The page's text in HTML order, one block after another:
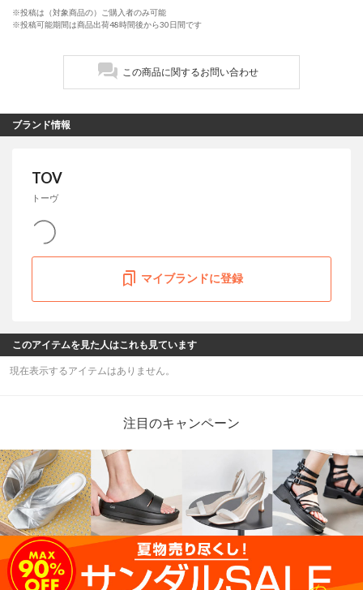
※投稿は（対象商品の）ご購入者のみ可能
※投稿可能期間は商品出荷48時間後から30日間です
この商品に関するお問い合わせ
ブランド情報
TOV
トーヴ
マイブランドに登録
このアイテムを見た人はこれも見ています
現在表示するアイテムはありません。
注目のキャンペーン